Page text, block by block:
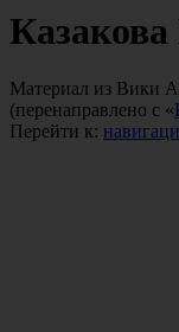
Материал из Вики
(перенаправлено с «
Перейти к: